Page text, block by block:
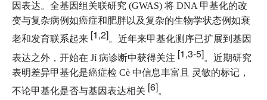
因表达。全基因组关联研究 (GWAS) 将 DNA 甲基化的改
变与复杂病例如癌症和肥胖以及复杂的生物学状态例如衰
老和发育联系起来 [1,2]。近年来甲基化测序已扩展到基因
表达之外，开始在 Jí 病诊断中获得关注 [1,3-5]。近期研究
表明差异甲基化是癌症检 Cè 中信息丰富且 灵敏的标记，
不论甲基化是否与基因表达相关 [6]。